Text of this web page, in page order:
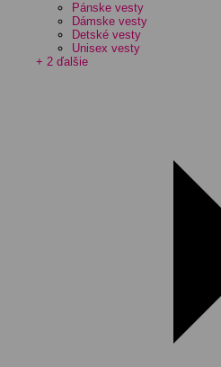
Pánske vesty
Dámske vesty
Detské vesty
Unisex vesty
+ 2 ďalšie